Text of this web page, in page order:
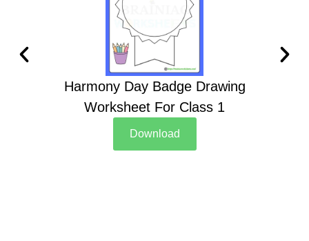
Harmony Day Badge Drawing
Worksheet For Class 1
Download